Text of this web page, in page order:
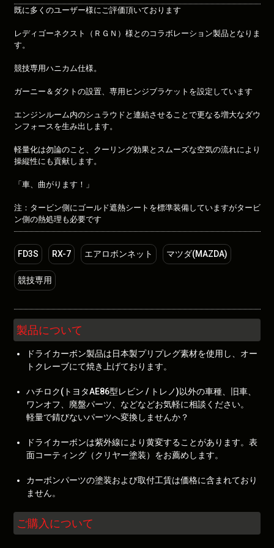
既に多くのユーザー様にご評価頂いております
レディゴーネクスト（ＲＧＮ）様とのコラボレーション製品となりま
す。
競技専用ハニカム仕様。
ガーニー＆ダクトの設置、専用ヒンジブラケットを設定しています
エンジンルーム内のシュラウドと連結させることで更なる増大なダウ
ンフォースを生み出します。
軽量化は勿論のこと、クーリング効果とスムーズな空気の流れにより
操縦性にも貢献します。
「車、曲がります！」
注：タービン側にゴールド遮熱シートを標準装備していますがタービ
ン側の熱処理も必要です
FD3S RX-7 エアロボンネット マツダ(MAZDA)
競技専用
製品について
ドライカーボン製品は日本製プリプレグ素材を使用し、オー
トクレーブにて焼き上げております。
ハチロク(トヨタAE86型レビン / トレノ)以外の車種、旧車、
ワンオフ、廃盤パーツ、などなどお気軽に相談ください。
軽量で錆びないパーツへ変換しませんか？
ドライカーボンは紫外線により黄変することがあります。表
面コーティング（クリヤー塗装）をお薦めします。
カーボンパーツの塗装および取付工賃は価格に含まれており
ません。
ご購入について